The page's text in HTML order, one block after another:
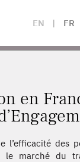
EN | FR
D’ENGAGEMENT
en
l’efficacité des
le marché du